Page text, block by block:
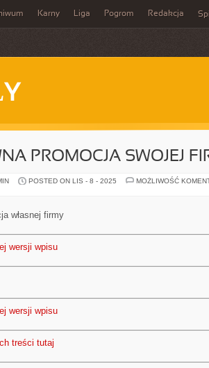
Karny Liga Pogrom Redakcja
PROMOCJA SWOJEJ
POSTED ON LIS - 8 - 2025 MOŻLIWOŚĆ
własnej firmy
wersji wpisu
wersji wpisu
treści tutaj